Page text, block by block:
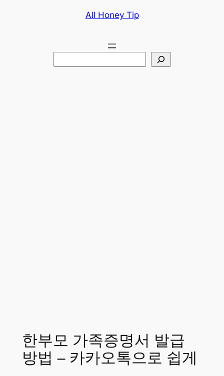
All Honey Tip
한부모 가족증명서 발급
방법 – 카카오톡으로 쉽게